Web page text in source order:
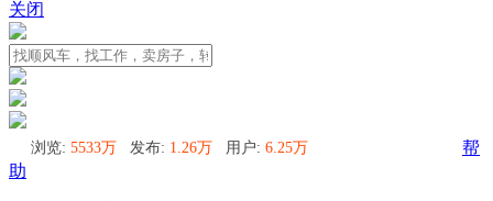
关闭
浏览: 5533万 发布: 1.26万 用户: 6.25万
帮
助